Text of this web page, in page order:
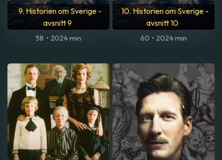
9. Historien om Sverige -
avsnitt 9
58 • 2024 min
10. Historien om Sverige -
avsnitt 10
60 • 2024 min